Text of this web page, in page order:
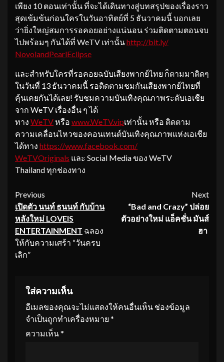
เพียง 10 ตอนเท่านั้น ที่จะได้เดินทางสู่บทสรุปของเรื่องราว
สุดเข้มข้นก่อนใครในวันอาทิตย์ที่ 5 ธันวาคมนี้ บอกเลย
ว่ายิ่งใหญ่สมการรอคอยอย่างแน่นอน ร่วมติดตามตอนจบ
ไปพร้อมๆ กันได้ที่ WeTV เท่านั้นhttp://bit.ly/
NovolandPearlEclipse
และสำหรับใครที่รอคอยฉบับเสียงพากย์ไทย ก็ตามมาติดๆ
ในวันที่ 13 ธันวาคมนี้ รอติดตามชมกันเสียงพากย์ไทยที่
คุ้นเคยกันได้เลย! รับชมความบันเทิงคุณภาพระดับเอเชีย
จาก WeTV เรื่องอื่น ๆ ได้
ทาง WeTVหรือ www.WeTV.vipเท่านั้น หรือ ติดตาม
ความเคลื่อนไหวของคอนเทนต์บันเทิงคุณภาพแห่งเอเชีย
ได้ทาง https://www.facebook.com/
WeTVOriginals และ Social Media ของ WeTV
Thailand ทุกช่องทาง
Continue
Reading
Previous
เปิดตัว นนท์ ธนนท์ กับบ้าน
หลังใหม่ LOVEIS
ENTERTAINMENT ฉลอง
ให้กับความเศร้า “วันครบ
เลิก”
Next
“Bad and Crazy” ปล่อย
ตัวอย่างใหม่ แอ็คชั่น มันส์
ฮา
ใส่ความเห็น
อีเมลของคุณจะไม่แสดงให้คนอื่นเห็น ช่องข้อมูล
จำเป็นถูกทำเครื่องหมาย *
ความเห็น*